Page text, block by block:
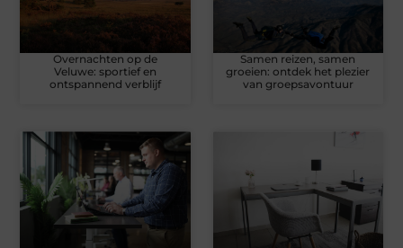
Overnachten op de
Veluwe: sportief en
ontspannend verblijf
Samen reizen, samen
groeien: ontdek het plezier
van groepsavontuur